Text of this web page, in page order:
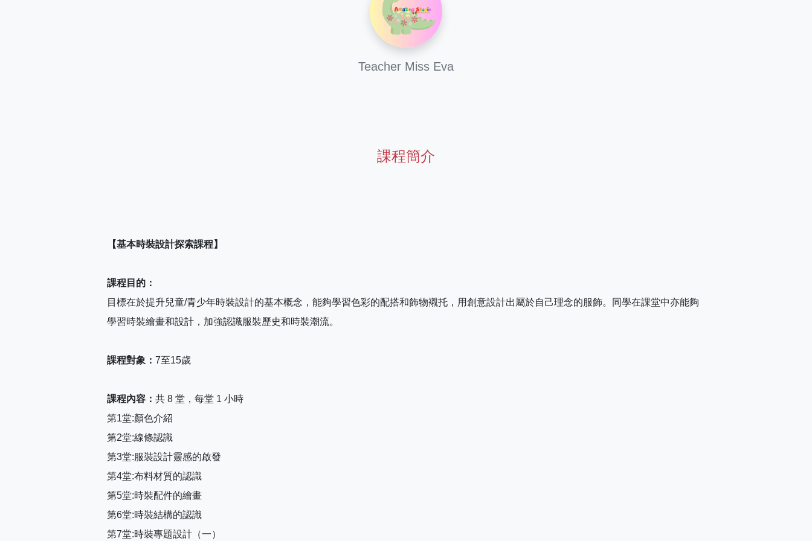
Teacher Miss Eva
課程簡介
【基本時裝設計探索課程】
課程目的：
目標在於提升兒童/青少年時裝設計的基本概念，能夠學習色彩的配搭和飾物襯托，用創意設計出屬於自己理念的服飾。同學在課堂中亦能夠
學習時裝繪畫和設計，加強認識服裝歷史和時裝潮流。
課程對象： 7至15歲
課程內容： 共 8 堂，每堂 1 小時
第1堂:顏色介紹
第2堂:線條認識
第3堂:服裝設計靈感的啟發
第4堂:布料材質的認識
第5堂:時裝配件的繪畫
第6堂:時裝結構的認識
第7堂:時裝專題設計（一）